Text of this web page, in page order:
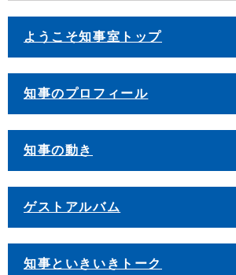
ようこそ知事室トップ
知事のプロフィール
知事の動き
ゲストアルバム
知事といきいきトーク